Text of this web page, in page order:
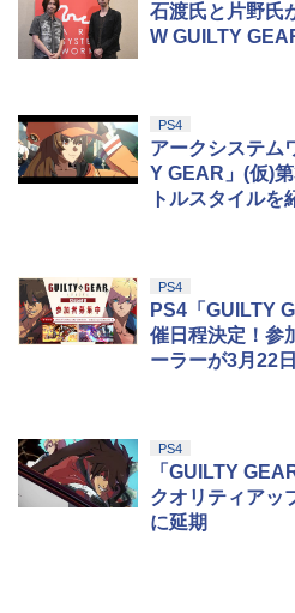
5
【国内正規
マスター
￥14,141
4
劇場版「鬼
窩座再来 完
『映画 ラブ
ルアイドル
石渡氏と片野氏
W GUILTY
PS4
アークシステム
Y GEAR」(仮)
トルスタイルを
PS4
PS4「GUILTY
催日程決定！参
ーラーが3月22
PS4
「GUILTY
クオリティアッ
に延期